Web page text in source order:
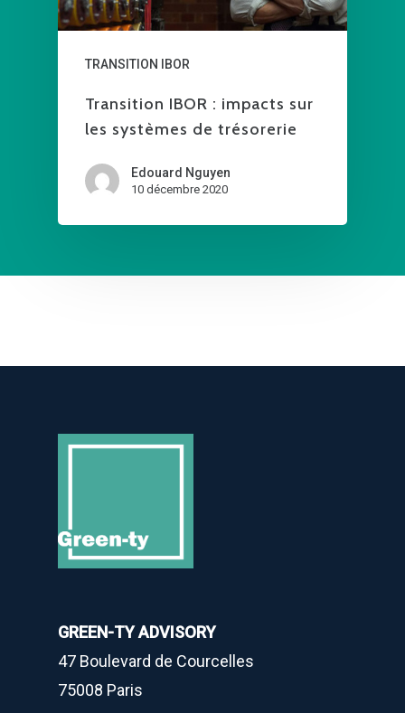
TRANSITION IBOR
Transition IBOR : impacts sur
les systèmes de trésorerie
Edouard Nguyen
10 décembre 2020
GREEN-TY ADVISORY
47 Boulevard de Courcelles
75008 Paris